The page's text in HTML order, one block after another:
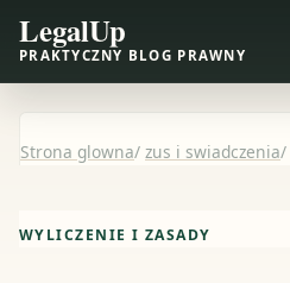
LegalUp
PRAKTYCZNY BLOG PRAWNY
Strona glowna/ zus i swiadczenia/
WYLICZENIE I ZASADY